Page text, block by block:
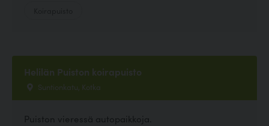
Helilän Puiston koirapuisto
Suntionkatu, Kotka
Puiston vieressä autopaikkoja.